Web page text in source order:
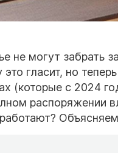
не могут забрать
гласит, но
(которые с 2024
распоряжении